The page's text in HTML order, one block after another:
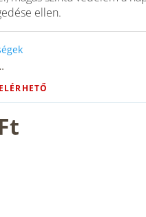
ellen.